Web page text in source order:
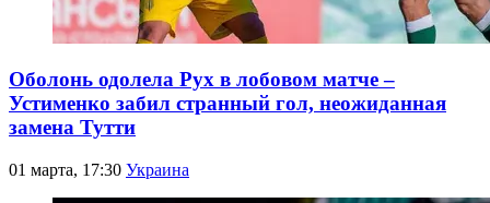
Оболонь одолела Рух в лобовом матче –
Устименко забил странный гол, неожиданная
замена Тутти
01 марта, 17:30 Украина